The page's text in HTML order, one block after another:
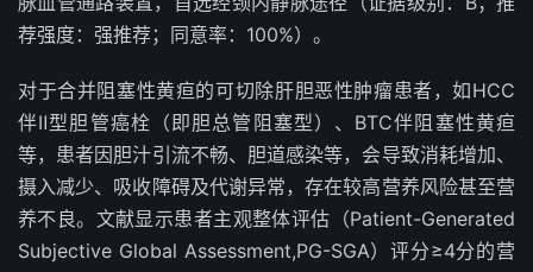
荐强度：强推荐；同意率： 100%）。
对于合并阻塞性黄疸的可切除肝胆恶性肿瘤患者，如HCC
伴Ⅱ型胆管癌栓（即胆总管阻塞型）、 BTC伴阻塞性黄疸
等，患者因胆汁引流不畅、胆道感染等，会导致消耗增加、
摄入减少、吸收障碍及代谢异常，存在较高营养风险甚至营
养不良。文献显示患者主观整体评估 （Patient-Generated
Subjective Global Assessment,PG-SGA）评分≥4分的营